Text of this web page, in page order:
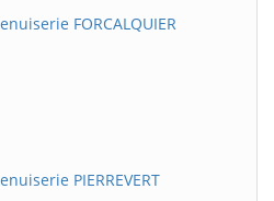
FORCALQUIER
PIERREVERT